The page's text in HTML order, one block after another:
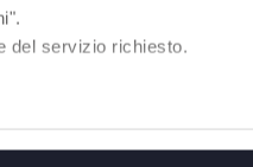
del servizio richiesto.